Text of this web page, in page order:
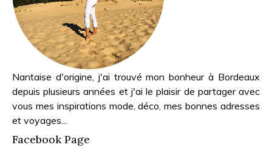
Nantaise d'origine, j'ai trouvé mon bonheur à Bordeaux
depuis plusieurs années et j'ai le plaisir de partager avec
vous mes inspirations mode, déco, mes bonnes adresses
et voyages...
Facebook Page